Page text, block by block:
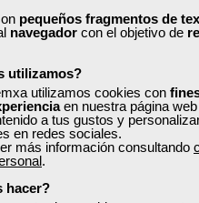
pequeños fragmentos de
navegador con el objetivo de
utilizamos?
utilizamos cookies con
en nuestra página
a tus gustos y
en redes sociales.
más información consultando
.
hacer?
y es
Las 7 diferencias entre la
con tus datos actualizados, de
y solicitar plaza en un clic.
y mejora como profesional